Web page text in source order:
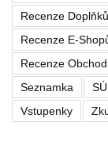
Recenze
Recenze E-
Recenze
Seznamka
Vstupenky